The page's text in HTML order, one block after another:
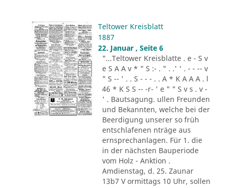
Teltower Kreisblatt
1887
22. Januar , Seite 6
"...Teltower Kreisblatte . e - S v
e S A A v * " S :- . " . .' ' . - - -- v
" S -- ' . . S - - - . . A * K A A A . l
46 * K S S -- -r- ' e " " S v s . v -
' . Bautsagung. ullen Freunden
und Bekannten, welche bei der
Beerdigung unserer so früh
entschlafenen nträge aus
ernsprechanlagen. Für 1. die
in der nächsten Bauperiode
vom Holz - Anktion .
Amdienstag, d. 25. Zaunar
13b7 V ormittags 10 Uhr, sollen